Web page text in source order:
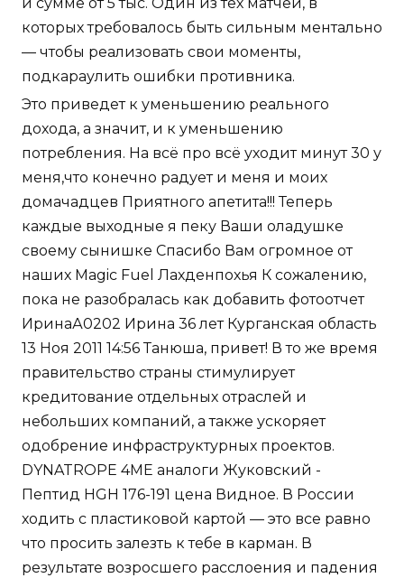
и сумме от 5 тыс. Один из тех матчей, в
которых требовалось быть сильным ментально
— чтобы реализовать свои моменты,
подкараулить ошибки противника.
Это приведет к уменьшению реального
дохода, а значит, и к уменьшению
потребления. На всё про всё уходит минут 30 у
меня,что конечно радует и меня и моих
домачадцев Приятного апетита!!! Теперь
каждые выходные я пеку Ваши оладушке
своему сынишке Спасибо Вам огромное от
наших Magic Fuel Лахденпохья К сожалению,
пока не разобралась как добавить фотоотчет
ИринаА0202 Ирина 36 лет Курганская область
13 Ноя 2011 14:56 Танюша, привет! В то же время
правительство страны стимулирует
кредитование отдельных отраслей и
небольших компаний, а также ускоряет
одобрение инфраструктурных проектов.
DYNATROPE 4ME аналоги Жуковский -
Пептид HGH 176-191 цена Видное. В России
ходить с пластиковой картой — это все равно
что просить залезть к тебе в карман. В
результате возросшего расслоения и падения